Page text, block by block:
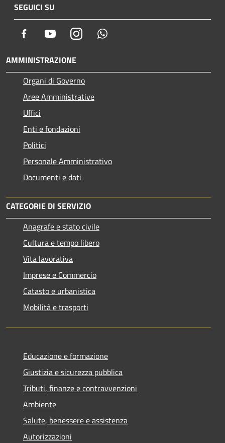
SEGUICI SU
Facebook YoutubeInstagram
AMMINISTRAZIONE
Organi di Governo
Aree Amministrative
Uffici
Enti e fondazioni
Politici
Personale Amministrativo
Documenti e dati
CATEGORIE DI SERVIZIO
Anagrafe e stato civile
Cultura e tempo libero
Vita lavorativa
Imprese e Commercio
Catasto e urbanistica
Mobilità e trasporti
Educazione e formazione
Giustizia e sicurezza pubblica
Tributi, finanze e contravvenzioni
Ambiente
Salute, benessere e assistenza
Autorizzazioni